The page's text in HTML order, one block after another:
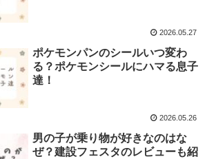
2026.05.27
ポケモンパンのシールいつ変わ
る？ポケモンシールにハマる息子
達！
2026.05.26
男の子が乗り物が好きなのはな
ぜ？建設フェスタのレビューも紹